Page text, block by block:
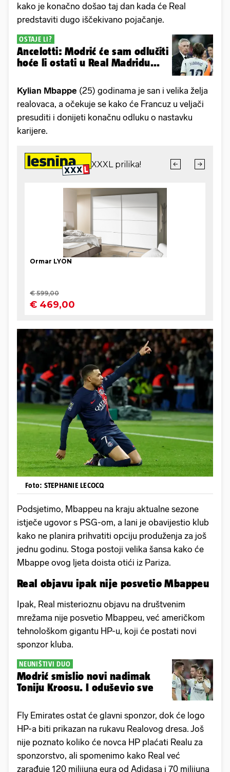
kako je konačno došao taj dan kada će Real
predstaviti dugo iščekivano pojačanje.
OSTAJE LI?
Ancelotti: Modrić će sam odlučiti
hoće li ostati u Real Madridu...
Kylian Mbappe (25) godinama je san i velika želja
realovaca, a očekuje se kako će Francuz u veljači
presuditi i donijeti konačnu odluku o nastavku
karijere.
Foto: STEPHANIE LECOCQ
Podsjetimo, Mbappeu na kraju aktualne sezone
istječe ugovor s PSG-om, a lani je obavijestio klub
kako ne planira prihvatiti opciju produženja za još
jednu godinu. Stoga postoji velika šansa kako će
Mbappe ovog ljeta doista otići iz Pariza.
Real objavu ipak nije posvetio Mbappeu
Ipak, Real misterioznu objavu na društvenim
mrežama nije posvetio Mbappeu, već američkom
tehnološkom gigantu HP-u, koji će postati novi
sponzor kluba.
NEUNIŠTIVI DUO
Modrić smislio novi nadimak
Toniju Kroosu. I oduševio sve
Fly Emirates ostat će glavni sponzor, dok će logo
HP-a biti prikazan na rukavu Realovog dresa. Još
nije poznato koliko će novca HP plaćati Realu za
sponzorstvo, ali spomenimo kako Real već
zarađuje 120 milijuna eura od Adidasa i 70 milijuna